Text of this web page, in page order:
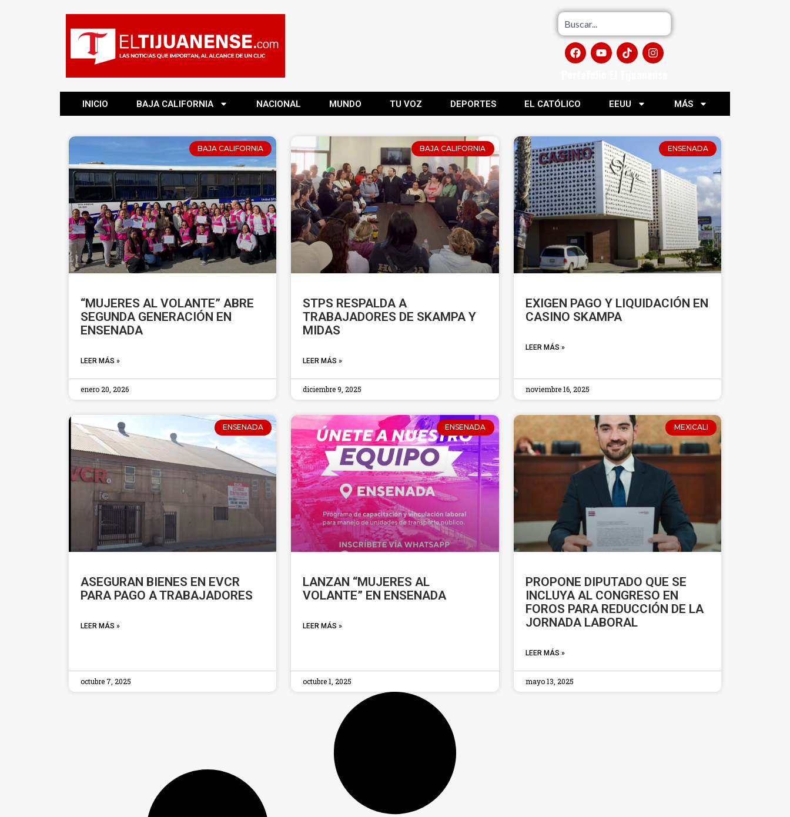
INICIO BAJA CALIFORNIA NACIONAL MUNDO TU VOZ DEPORTES EL CATÓLICO EEUU MÁS
BAJA CALIFORNIA
“MUJERES AL VOLANTE” ABRE
SEGUNDA GENERACIÓN EN
ENSENADA
LEER MÁS »
enero 20, 2026
BAJA CALIFORNIA
STPS RESPALDA A
TRABAJADORES DE SKAMPA Y
MIDAS
LEER MÁS »
diciembre 9, 2025
ENSENADA
EXIGEN PAGO Y LIQUIDACIÓN EN
CASINO SKAMPA
LEER MÁS »
noviembre 16, 2025
ENSENADA
ASEGURAN BIENES EN EVCR
PARA PAGO A TRABAJADORES
LEER MÁS »
octubre 7, 2025
ENSENADA
LANZAN “MUJERES AL
VOLANTE” EN ENSENADA
LEER MÁS »
octubre 1, 2025
MEXICALI
PROPONE DIPUTADO QUE SE
INCLUYA AL CONGRESO EN
FOROS PARA REDUCCIÓN DE LA
JORNADA LABORAL
LEER MÁS »
mayo 13, 2025